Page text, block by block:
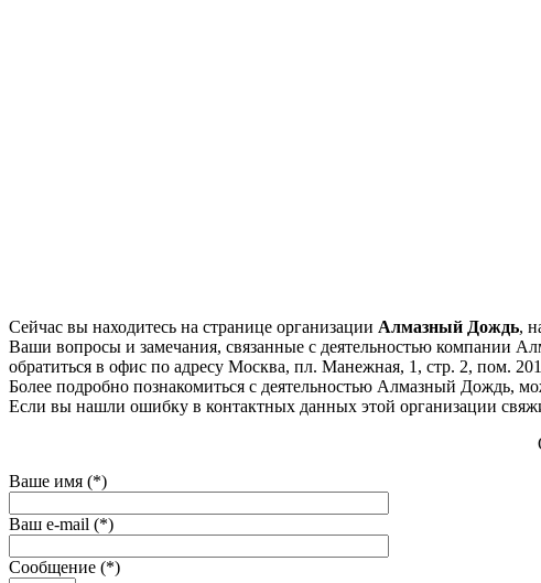
Сейчас вы находитесь на странице организации Алмазный Дождь,
Ваши вопросы и замечания, связанные с деятельностью компании
обратиться в офис по адресу Москва, пл. Манежная, 1, стр. 2, пом.
Более подробно познакомиться с деятельностью Алмазный Дождь,
Если вы нашли ошибку в контактных данных этой организации
Ваше имя (*)
Ваш e-mail (*)
Сообщение (*)